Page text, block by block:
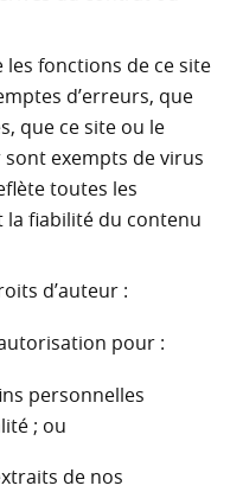
fonctions de ce site
d’erreurs, que
que ce site ou le
exempts de virus
toutes les
la fiabilité du contenu
d’auteur :
pour :
personnelles
; ou
de nos